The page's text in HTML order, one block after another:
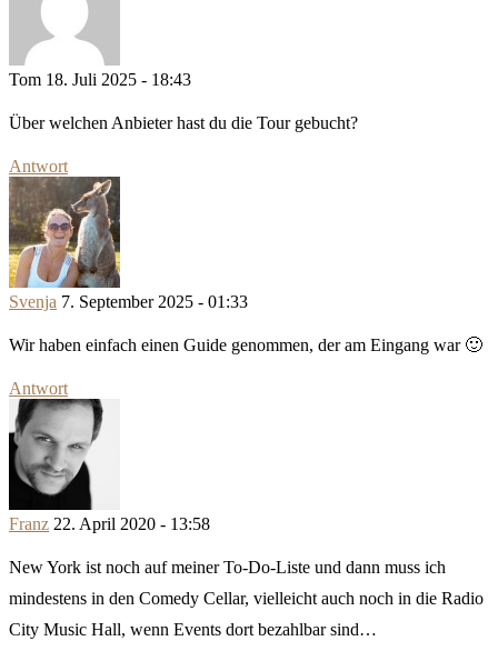
Tom 18. Juli 2025 - 18:43
Über welchen Anbieter hast du die Tour gebucht?
Antwort
Svenja 7. September 2025 - 01:33
Wir haben einfach einen Guide genommen, der am Eingang war 🙂
Antwort
Franz 22. April 2020 - 13:58
New York ist noch auf meiner To-Do-Liste und dann muss ich
mindestens in den Comedy Cellar, vielleicht auch noch in die Radio
City Music Hall, wenn Events dort bezahlbar sind…